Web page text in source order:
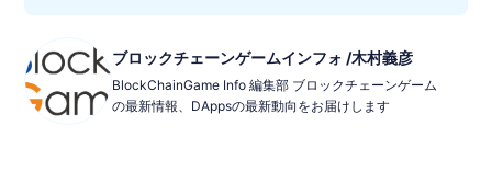
ブロックチェーンゲームインフォ /木村義彦
BlockChainGame Info 編集部 ブロックチェーンゲーム
の最新情報、DAppsの最新動向をお届けします